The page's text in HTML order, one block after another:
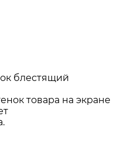
блестящий
товара на экране